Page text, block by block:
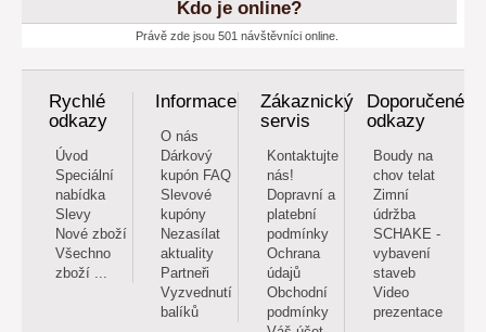
Kdo je online?
Právě zde jsou 501 návštěvníci online.
Rychlé
odkazy
Úvod
Speciální
nabídka
Slevy
Nové zboží
Všechno
zboží ...
Informace
O nás
Dárkový
kupón FAQ
Slevové
kupóny
Nezasílat
aktuality
Partneři
Vyzvednutí
balíků
Zákaznický
servis
Kontaktujte
nás!
Dopravní a
platební
podmínky
Ochrana
údajů
Obchodní
podmínky
Doporučené
odkazy
Boudy na
chov telat
Zimní
údržba
SCHAKE -
vybavení
staveb
Video
prezentace